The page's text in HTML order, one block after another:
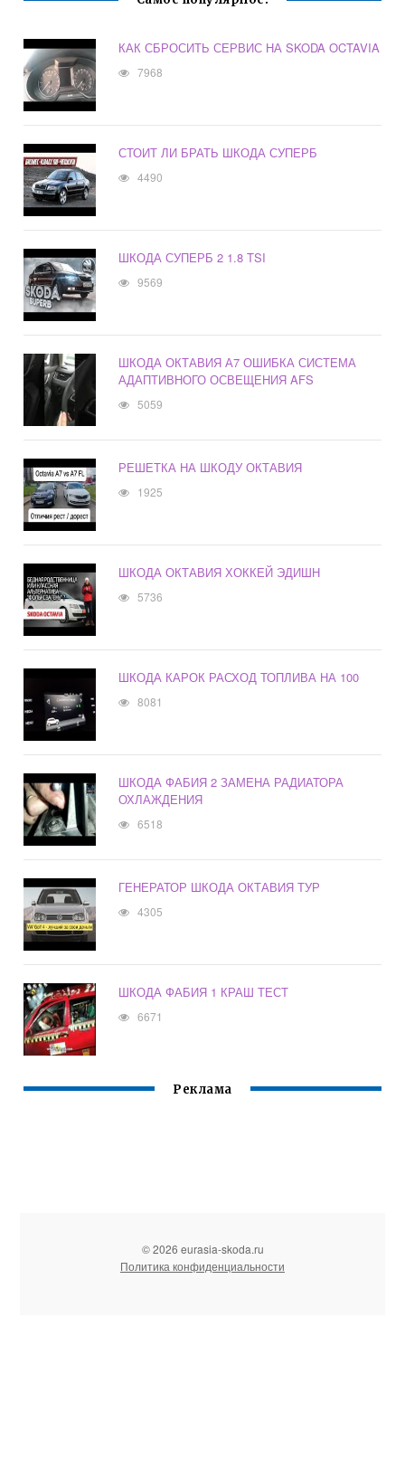
КАК СБРОСИТЬ СЕРВИС НА SKODA OCTAVIA
7968
СТОИТ ЛИ БРАТЬ ШКОДА СУПЕРБ
4490
ШКОДА СУПЕРБ 2 1.8 TSI
9569
ШКОДА ОКТАВИЯ А7 ОШИБКА СИСТЕМА
АДАПТИВНОГО ОСВЕЩЕНИЯ AFS
5059
РЕШЕТКА НА ШКОДУ ОКТАВИЯ
1925
ШКОДА ОКТАВИЯ ХОККЕЙ ЭДИШН
5736
ШКОДА КАРОК РАСХОД ТОПЛИВА НА 100
8081
ШКОДА ФАБИЯ 2 ЗАМЕНА РАДИАТОРА
ОХЛАЖДЕНИЯ
6518
ГЕНЕРАТОР ШКОДА ОКТАВИЯ ТУР
4305
ШКОДА ФАБИЯ 1 КРАШ ТЕСТ
6671
Реклама
© 2026 eurasia-skoda.ru
Политика конфиденциальности